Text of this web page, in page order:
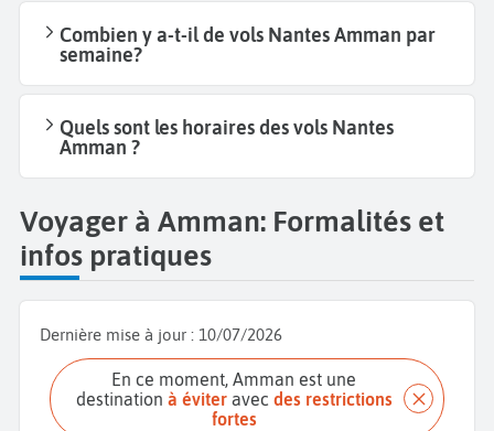
Combien y a-t-il de vols Nantes Amman par
semaine?
Quels sont les horaires des vols Nantes
Amman ?
Voyager à Amman: Formalités et
infos pratiques
Dernière mise à jour : 10/07/2026
En ce moment, Amman est une
destination à éviteravec des restrictions
fortes